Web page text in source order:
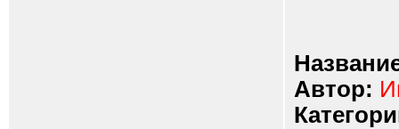
Автор: